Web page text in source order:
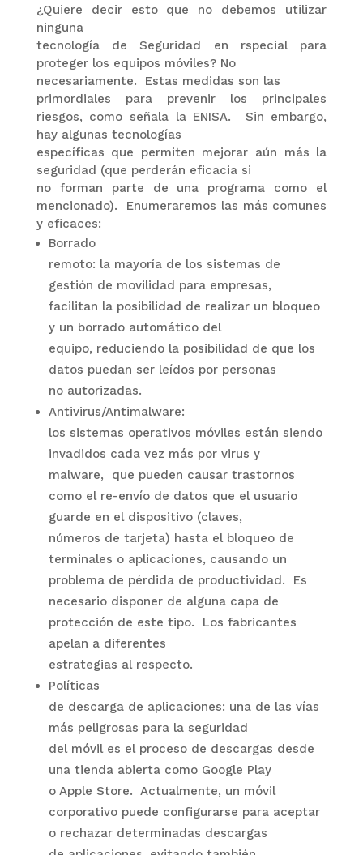
¿Quiere decir esto que no debemos utilizar
ninguna
tecnología de Seguridad en rspecial para
proteger los equipos móviles? No
necesariamente.
Estas medidas son las
primordiales para prevenir los principales
riesgos, como señala la ENISA.
Sin embargo,
hay algunas tecnologías
específicas que permiten mejorar aún más la
seguridad (que perderán eficacia si
no forman parte de una programa como el
mencionado).
Enumeraremos las más comunes
y eficaces:
Borrado
remoto: la mayoría de los sistemas de
gestión de movilidad para empresas,
facilitan la posibilidad de realizar un bloqueo
y un borrado automático del
equipo, reduciendo la posibilidad de que los
datos puedan ser leídos por personas
no autorizadas.
Antivirus/Antimalware:
los sistemas operativos móviles están siendo
invadidos cada vez más por virus y
malware,
que pueden causar trastornos
como el re-envío de datos que el usuario
guarde en el dispositivo (claves,
números de tarjeta) hasta el bloqueo de
terminales o aplicaciones, causando un
problema de pérdida de productividad.
Es
necesario disponer de alguna capa de
protección de este tipo.
Los fabricantes
apelan a diferentes
estrategias al respecto.
Políticas
de descarga de aplicaciones: una de las vías
más peligrosas para la seguridad
del móvil es el proceso de descargas desde
una tienda abierta como Google Play
o Apple Store. Actualmente, un móvil
corporativo puede configurarse para aceptar
o rechazar determinadas descargas